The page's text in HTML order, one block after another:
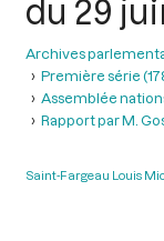
du 29
Archives
Première série
Assemblée
Rapport par M.
Saint-Fargeau Louis